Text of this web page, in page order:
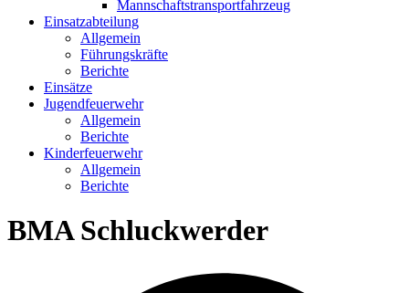
Mannschafts­transportfahrzeug
Einsatz­abteilung
Allgemein
Führungs­kräfte
Berichte
Einsätze
Jugend­feuerwehr
Allgemein
Berichte
Kinder­feuerwehr
Allgemein
Berichte
BMA Schluckwerder